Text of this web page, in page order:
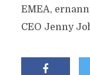
EMEA,
CEO Jenny